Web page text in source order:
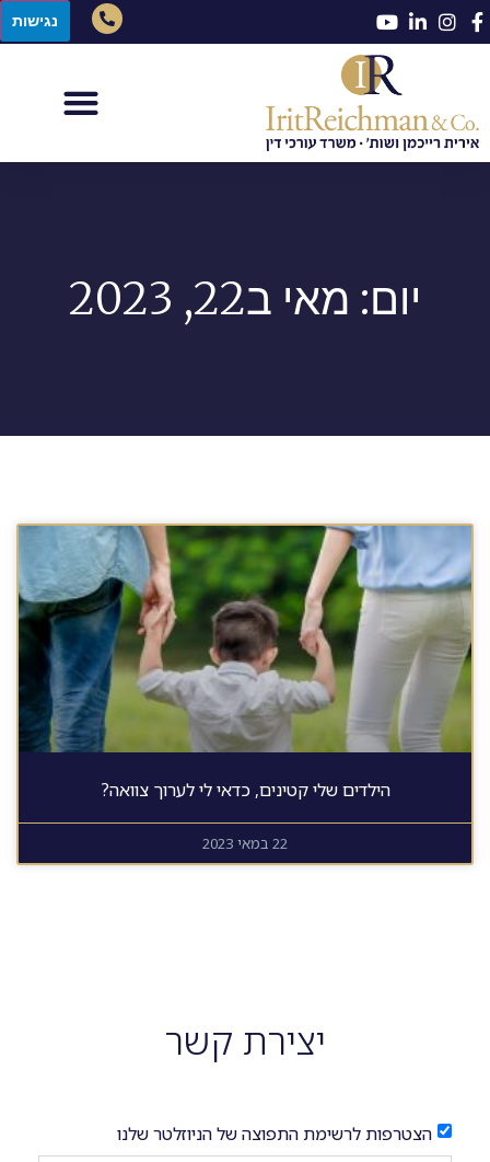
יום: מאי ב22, 2023
הילדים שלי קטינים, כדאי לי לערוך צוואה?
22 במאי 2023
יצירת קשר
הצטרפות לרשימת התפוצה של הניוזלטר שלנו
נגישות